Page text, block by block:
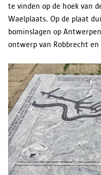
te vinden op de hoek van
Waelplaats. Op de plaat
bominslagen op
ontwerp van Robbrecht